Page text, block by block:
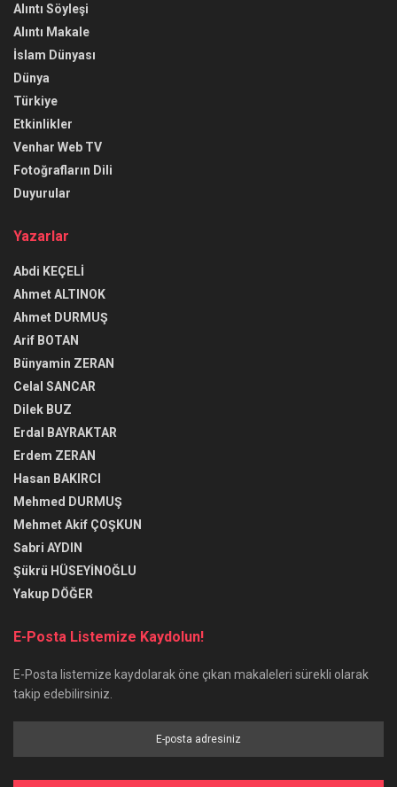
Alıntı Söyleşi
Alıntı Makale
İslam Dünyası
Dünya
Türkiye
Etkinlikler
Venhar Web TV
Fotoğrafların Dili
Duyurular
Yazarlar
Abdi KEÇELİ
Ahmet ALTINOK
Ahmet DURMUŞ
Arif BOTAN
Bünyamin ZERAN
Celal SANCAR
Dilek BUZ
Erdal BAYRAKTAR
Erdem ZERAN
Hasan BAKIRCI
Mehmed DURMUŞ
Mehmet Akif ÇOŞKUN
Sabri AYDIN
Şükrü HÜSEYİNOĞLU
Yakup DÖĞER
E-Posta Listemize Kaydolun!
E-Posta listemize kaydolarak öne çıkan makaleleri sürekli olarak
takip edebilirsiniz.